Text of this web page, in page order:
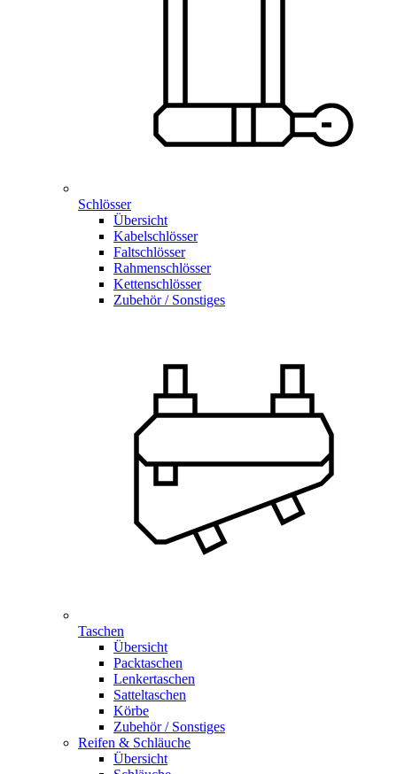
Schlösser
Übersicht
Kabelschlösser
Faltschlösser
Rahmenschlösser
Kettenschlösser
Zubehör / Sonstiges
Taschen
Übersicht
Packtaschen
Lenkertaschen
Satteltaschen
Körbe
Zubehör / Sonstiges
Reifen & Schläuche
Übersicht